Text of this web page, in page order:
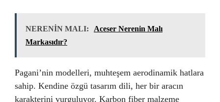
NERENİN MALI:
Aceser Nerenin Malı
Markasıdır?
Pagani’nin modelleri, muhteşem aerodinamik hatlara
sahip. Kendine özgü tasarım dili, her bir aracın
karakterini vurguluyor. Karbon fiber malzeme